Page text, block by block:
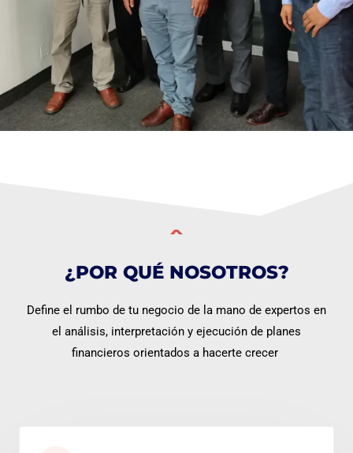
¿POR QUÉ NOSOTROS?
Define el rumbo de tu negocio de la mano de expertos en
el análisis, interpretación y ejecución de planes
financieros orientados a hacerte crecer